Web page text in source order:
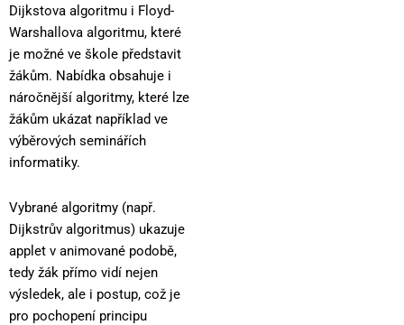
Dijkstova algoritmu i Floyd-
Warshallova algoritmu, které
je možné ve škole představit
žákům. Nabídka obsahuje i
náročnější algoritmy, které lze
žákům ukázat například ve
výběrových seminářích
informatiky.
Vybrané algoritmy (např.
Dijkstrův algoritmus) ukazuje
applet v animované podobě,
tedy žák přímo vidí nejen
výsledek, ale i postup, což je
pro pochopení principu